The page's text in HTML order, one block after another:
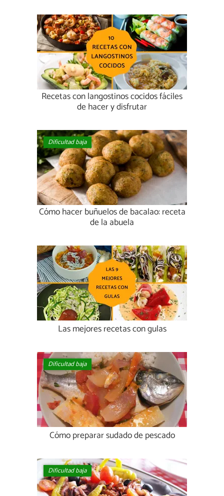
Recetas con langostinos cocidos fáciles
de hacer y disfrutar
Dificultad baja
Cómo hacer buñuelos de bacalao: receta
de la abuela
Las mejores recetas con gulas
Dificultad baja
Cómo preparar sudado de pescado
Dificultad baja